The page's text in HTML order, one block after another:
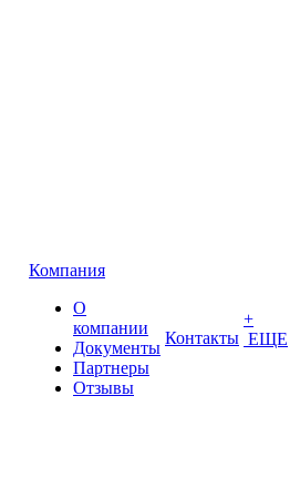
Компания
О
компании
Документы
Партнеры
Отзывы
Контакты
+
ЕЩЕ